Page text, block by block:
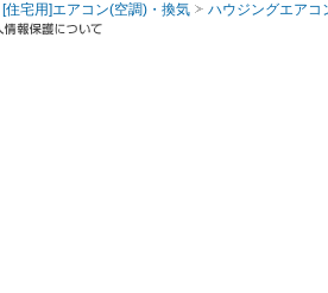
[住宅用]エアコン(空調)・換気 ハウジングエアコ